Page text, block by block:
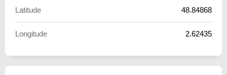
Latitude 48.84868
Longitude 2.62435